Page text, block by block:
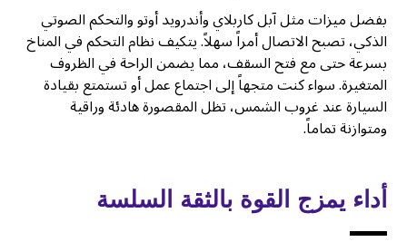
بفضل ميزات مثل آبل كاربلاي وأندرويد أوتو والتحكم الصوتي
الذكي، تصبح الاتصال أمراً سهلاً. يتكيف نظام التحكم في المناخ
بسرعة حتى مع فتح السقف، مما يضمن الراحة في الظروف
المتغيرة. سواء كنت متجهاً إلى اجتماع عمل أو تستمتع بقيادة
السيارة عند غروب الشمس، تظل المقصورة هادئة وراقية
ومتوازنة تماماً.
أداء يمزج القوة بالثقة السلسة